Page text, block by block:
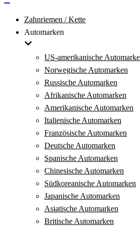
Zahnriemen / Kette
Automarken
US-amerikanische
Norwegische Automarken
Russische Automarken
Afrikanische Automarken
Amerikanische Automarken
Italienische Automarken
Französische Automarken
Deutsche Automarken
Spanische Automarken
Chinesische Automarken
Südkoreanische Automarken
Japanische Automarken
Asiatische Automarken
Britische Automarken